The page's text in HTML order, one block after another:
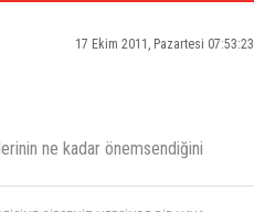
17 Ekim 2011, Pazartesi 07:53:23
ne kadar önemsendiğini